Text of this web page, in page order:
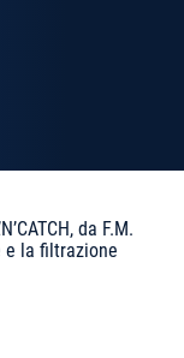
da F.M.
e la filtrazione